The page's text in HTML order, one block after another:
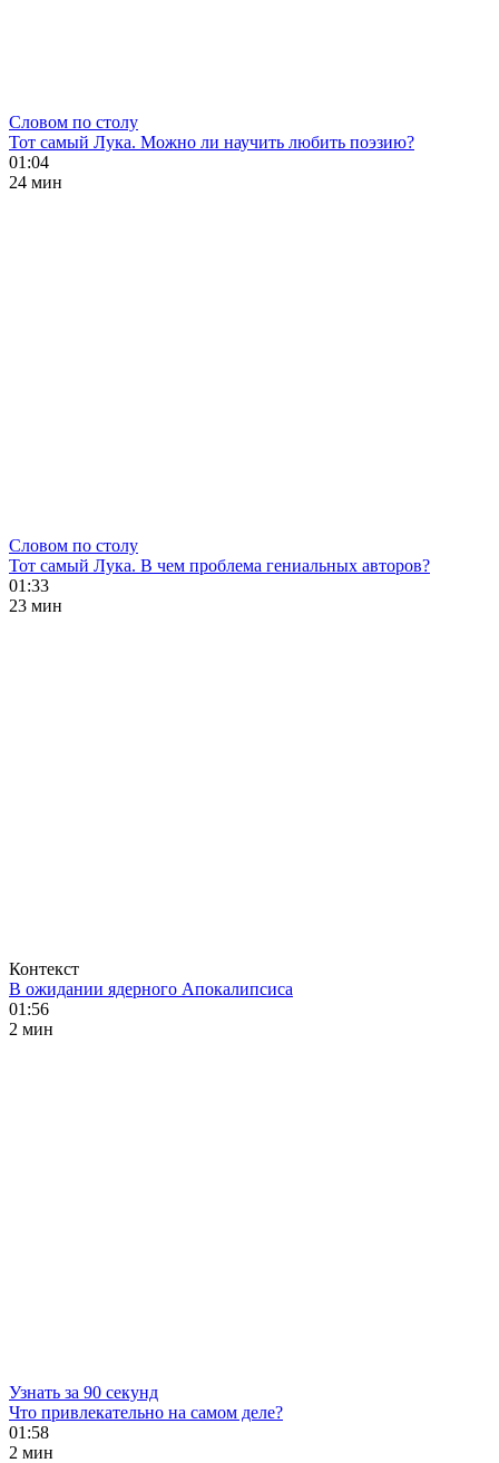
Словом по столу
Тот самый Лука. Можно ли научить любить поэзию?
01:04
24 мин
Словом по столу
Тот самый Лука. В чем проблема гениальных авторов?
01:33
23 мин
Контекст
В ожидании ядерного Апокалипсиса
01:56
2 мин
Узнать за 90 секунд
Что привлекательно на самом деле?
01:58
2 мин